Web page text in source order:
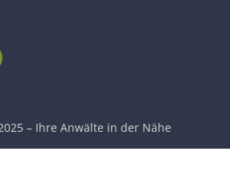
– Ihre Anwälte in der Nähe